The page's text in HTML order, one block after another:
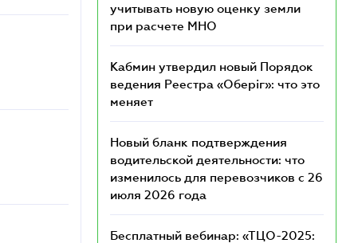
учитывать новую оценку земли
при расчете МНО
Кабмин утвердил новый Порядок
ведения Реестра «Оберіг»: что это
меняет
Новый бланк подтверждения
водительской деятельности: что
изменилось для перевозчиков с 26
июля 2026 года
Бесплатный вебинар: «ТЦО-2025: